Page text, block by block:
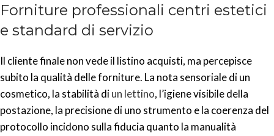
Forniture professionali centri estetici
e standard di servizio
Il cliente finale non vede il listino acquisti, ma percepisce
subito la qualità delle forniture. La nota sensoriale di un
cosmetico, la stabilità diun lettino, l’igiene visibile della
postazione, la precisione di uno strumento e la coerenza del
protocollo incidono sulla fiducia quanto la manualità